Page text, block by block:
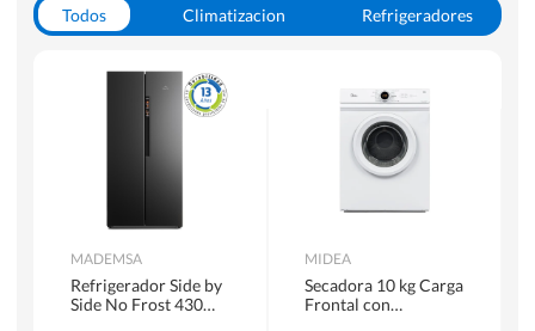
Todos Climatizacion
Refrigeradores
Hornos y Microondas
MADEMSA
Refrigerador Side by
Side No Frost 430
MIDEA
Secadora 10 kg Carga
Frontal con